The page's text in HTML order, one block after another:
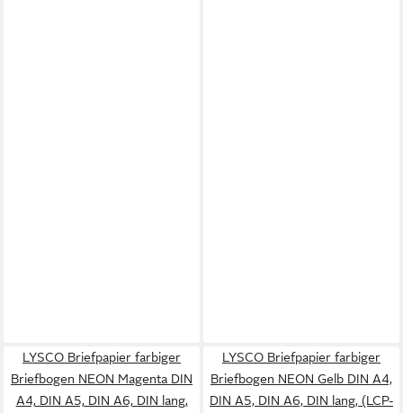
LYSCO Briefpapier farbiger
Briefbogen NEON Magenta DIN
A4, DIN A5, DIN A6, DIN lang,
LYSCO Briefpapier farbiger
Briefbogen NEON Gelb DIN A4,
DIN A5, DIN A6, DIN lang, (LCP-